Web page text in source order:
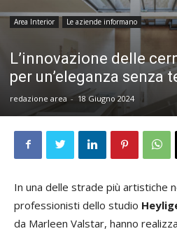
Area Interior Le aziende informano
L’innovazione delle
per un’eleganza senza
redazione area - 18 Giugno 2024
In una delle strade più artistiche
professionisti dello studio
da Marleen Valstar, hanno